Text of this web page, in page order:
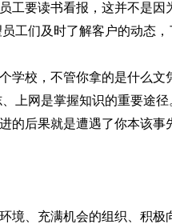
工要读书看报，这并不是
工们及时了解客户的动态
学校，不管你拿的是什么
上网是掌握知识的重要途径
的后果就是遭遇了你本该
境、充满机会的组织、积